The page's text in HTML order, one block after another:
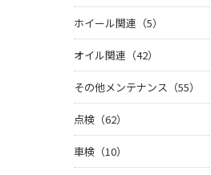
ホイール関連（5）
オイル関連（42）
その他メンテナンス（55）
点検（62）
車検（10）